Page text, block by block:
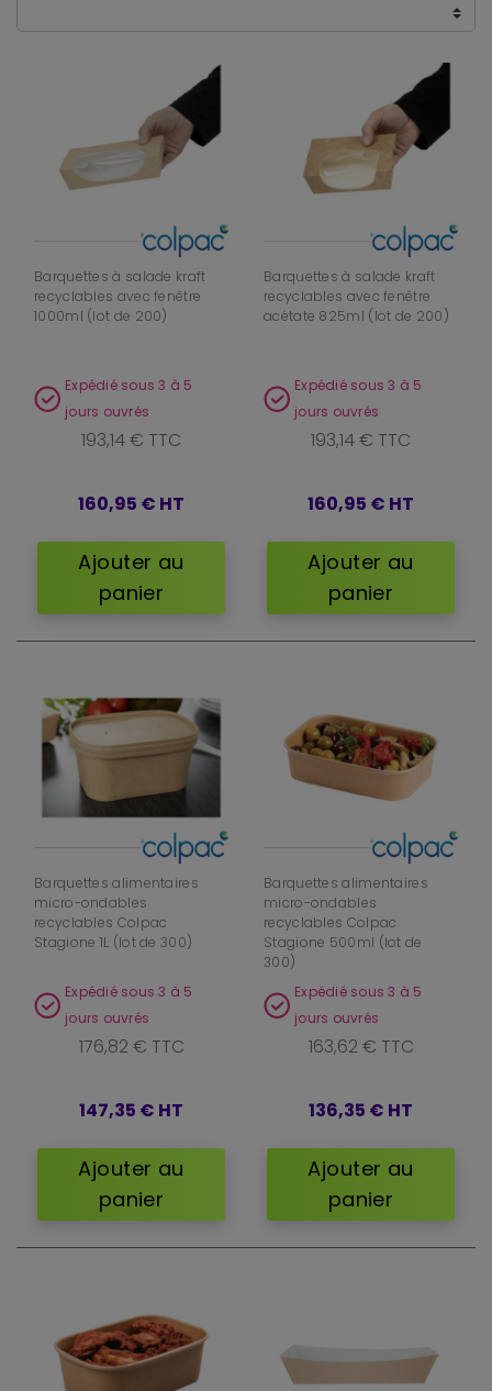
Barquettes à salade kraft
recyclables avec fenêtre
1000ml (lot de 200)
Expédié sous 3 à 5
jours ouvrés
193,14 € TTC
160,95 € HT
Ajouter au
panier
Barquettes à salade kraft
recyclables avec fenêtre
acétate 825ml (lot de 200)
Expédié sous 3 à 5
jours ouvrés
193,14 € TTC
160,95 € HT
Ajouter au
panier
Barquettes alimentaires
micro-ondables
recyclables Colpac
Stagione 1L (lot de 300)
Expédié sous 3 à 5
jours ouvrés
176,82 € TTC
147,35 € HT
Ajouter au
panier
Barquettes alimentaires
micro-ondables
recyclables Colpac
Stagione 500ml (lot de
300)
Expédié sous 3 à 5
jours ouvrés
163,62 € TTC
136,35 € HT
Ajouter au
panier